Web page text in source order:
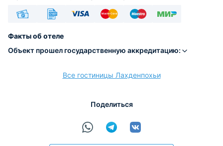
Факты об отеле
Объект прошел государственную аккредитацию:
Все гостиницы Лахденпохьи
Поделиться